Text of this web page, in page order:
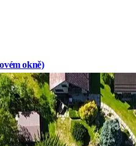
okně)